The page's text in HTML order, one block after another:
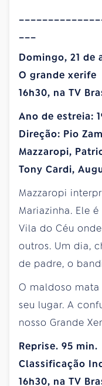
Domingo, 21 de
O grande xerife
16h30, na TV
Ano de estreia:
Direção: Pio
Mazzaropi,
Tony Cardi,
Mazzaropi
Mariazinha. Ele
Vila do Céu
outros. Um dia,
de padre, o
O maldoso
seu lugar. A
nosso Grande
Reprise. 95 min.
Classificação
16h30, na TV